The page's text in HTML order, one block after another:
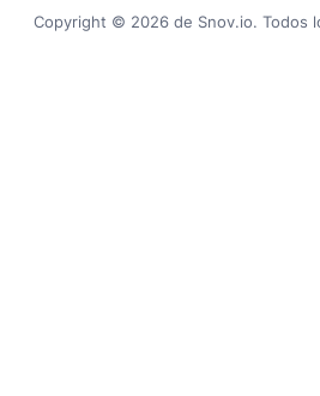
Copyright © 2026 de Snov.io. Todos